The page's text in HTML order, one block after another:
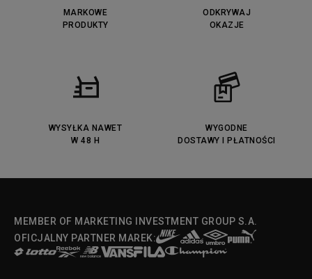
Puma Caven
Lacoste Powercourt
Lacoste Carnaby
Vans Classic
Reebok Solution MID
Lacoste Menerva Sport
Puma Doublecourt
Fila Strada Low
MARKOWE
PRODUKTY
ODKRYWAJ
OKAZJE
WYSYŁKA NAWET
W 48 H
WYGODNE
DOSTAWY I PŁATNOŚCI
MEMBER OF MARKETING INVESTMENT GROUP S.A.
OFICJALNY PARTNER MAREK: